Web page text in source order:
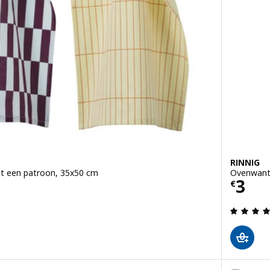
een patroon, 35x50 cm
st.
3.2 van 5 sterren. Totaal beoordelingen:
RINNIG
€3
Prijs